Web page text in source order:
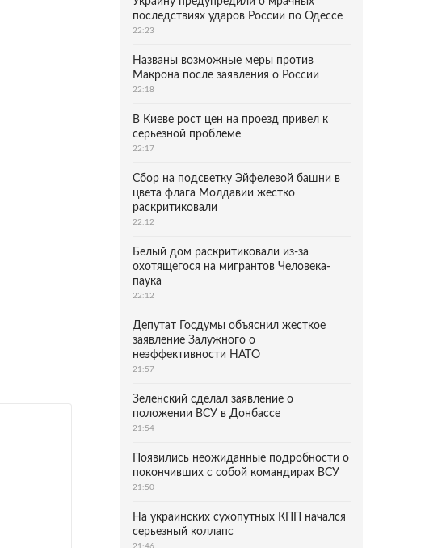
последствиях ударов России по Одессе
22:23
Названы возможные меры против
Макрона после заявления о России
22:18
В Киеве рост цен на проезд привел к
серьезной проблеме
22:17
Сбор на подсветку Эйфелевой башни в
цвета флага Молдавии жестко
раскритиковали
22:12
Белый дом раскритиковали из-за
охотящегося на мигрантов Человека-
паука
22:12
Депутат Госдумы объяснил жесткое
заявление Залужного о
неэффективности НАТО
21:57
Зеленский сделал заявление о
положении ВСУ в Донбассе
21:54
Появились неожиданные подробности о
покончивших с собой командирах ВСУ
21:50
На украинских сухопутных КПП начался
серьезный коллапс
21:46